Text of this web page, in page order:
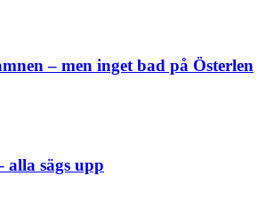
– men inget bad på Österlen
alla sägs upp